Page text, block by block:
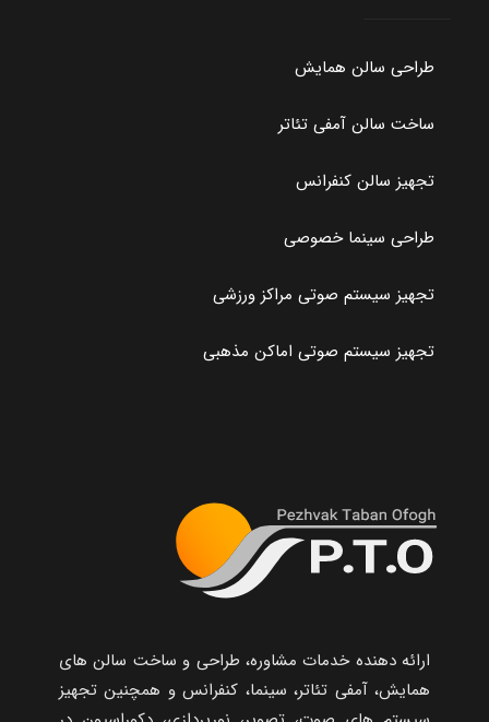
طراحی سالن همایش
ساخت سالن آمفی تئاتر
تجهیز سالن کنفرانس
طراحی سینما خصوصی
تجهیز سیستم صوتی مراکز ورزشی
تجهیز سیستم صوتی اماکن مذهبی
ارائه دهنده خدمات مشاوره، طراحی و ساخت سالن های
همایش، آمفی تئاتر، سینما، کنفرانس و همچنین تجهیز